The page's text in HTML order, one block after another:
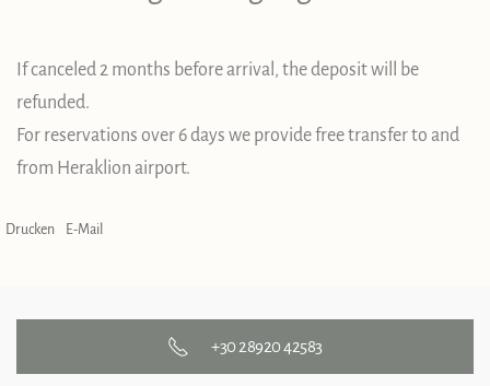
If canceled 2 months before arrival, the deposit will be
refunded.
For reservations over 6 days we provide free transfer to and
from Heraklion airport.
Drucken E-Mail
+30 28920 42583